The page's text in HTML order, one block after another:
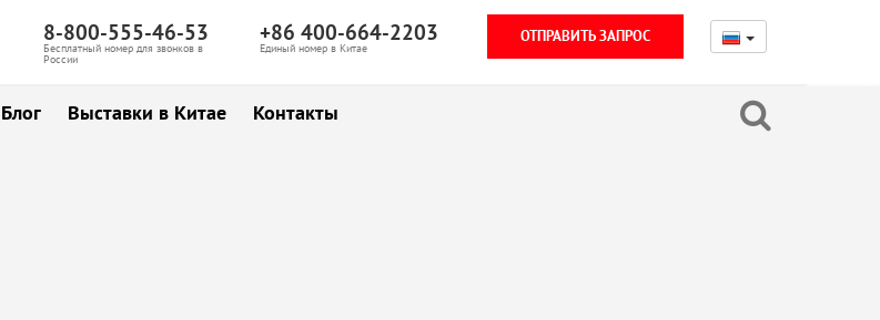
8-800-555-46-53
Бесплатный номер для звонков в
России
+86 400-664-2203
Единый номер в Китае
ОТПРАВИТЬ ЗАПРОС
Блог Выставки в Китае Контакты